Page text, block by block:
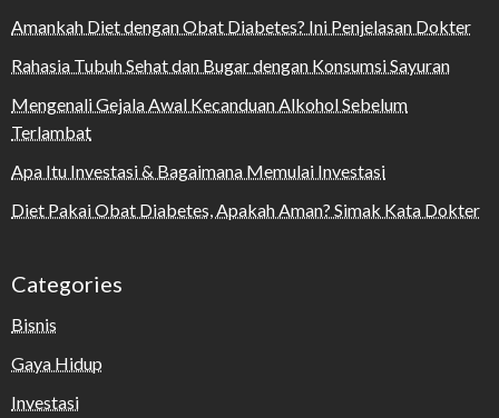
Amankah Diet dengan Obat Diabetes? Ini Penjelasan Dokter
Rahasia Tubuh Sehat dan Bugar dengan Konsumsi Sayuran
Mengenali Gejala Awal Kecanduan Alkohol Sebelum
Terlambat
Apa Itu Investasi & Bagaimana Memulai Investasi
Diet Pakai Obat Diabetes, Apakah Aman? Simak Kata Dokter
Categories
Bisnis
Gaya Hidup
Investasi